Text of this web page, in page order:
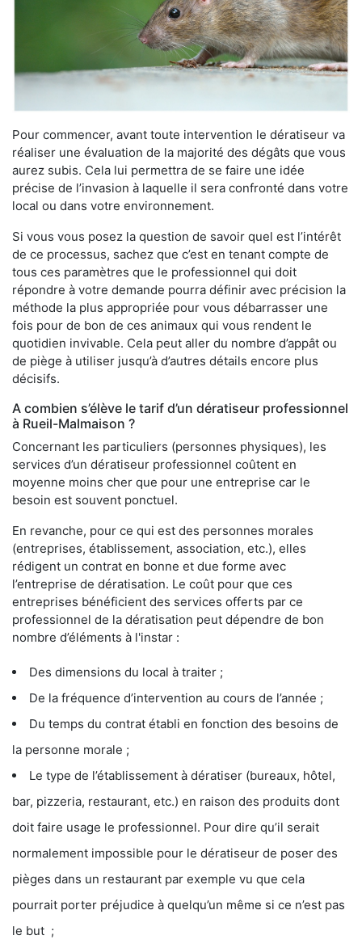
Pour commencer, avant toute intervention le dératiseur va
réaliser une évaluation de la majorité des dégâts que vous
aurez subis. Cela lui permettra de se faire une idée
précise de l’invasion à laquelle il sera confronté dans votre
local ou dans votre environnement.
Si vous vous posez la question de savoir quel est l’intérêt
de ce processus, sachez que c’est en tenant compte de
tous ces paramètres que le professionnel qui doit
répondre à votre demande pourra définir avec précision la
méthode la plus appropriée pour vous débarrasser une
fois pour de bon de ces animaux qui vous rendent le
quotidien invivable. Cela peut aller du nombre d’appât ou
de piège à utiliser jusqu’à d’autres détails encore plus
décisifs.
A combien s’élève le tarif d’un dératiseur professionnel
à Rueil-Malmaison ?
Concernant les particuliers (personnes physiques), les
services d’un dératiseur professionnel coûtent en
moyenne moins cher que pour une entreprise car le
besoin est souvent ponctuel.
En revanche, pour ce qui est des personnes morales
(entreprises, établissement, association, etc.), elles
rédigent un contrat en bonne et due forme avec
l’entreprise de dératisation. Le coût pour que ces
entreprises bénéficient des services offerts par ce
professionnel de la dératisation peut dépendre de bon
nombre d’éléments à l'instar :
Des dimensions du local à traiter ;
De la fréquence d’intervention au cours de l’année ;
Du temps du contrat établi en fonction des besoins de
la personne morale ;
Le type de l’établissement à dératiser (bureaux, hôtel,
bar, pizzeria, restaurant, etc.) en raison des produits dont
doit faire usage le professionnel. Pour dire qu’il serait
normalement impossible pour le dératiseur de poser des
pièges dans un restaurant par exemple vu que cela
pourrait porter préjudice à quelqu’un même si ce n’est pas
le but ;